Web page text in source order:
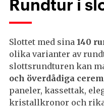
Rundtur i
Slottet med sina 140
olika varianter av
slottsrundturen kan
och överdådiga
paneler, kassettak,
kristallkronor och